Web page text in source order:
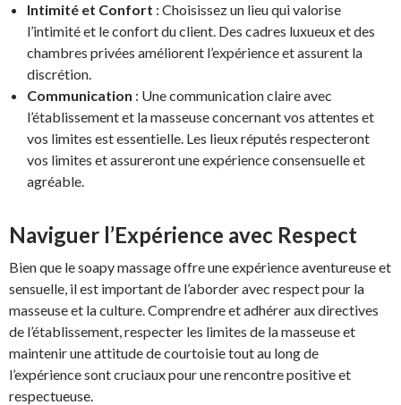
Intimité et Confort : Choisissez un lieu qui valorise
l’intimité et le confort du client. Des cadres luxueux et des
chambres privées améliorent l’expérience et assurent la
discrétion.
Communication : Une communication claire avec
l’établissement et la masseuse concernant vos attentes et
vos limites est essentielle. Les lieux réputés respecteront
vos limites et assureront une expérience consensuelle et
agréable.
Naviguer l’Expérience avec Respect
Bien que le soapy massage offre une expérience aventureuse et
sensuelle, il est important de l’aborder avec respect pour la
masseuse et la culture. Comprendre et adhérer aux directives
de l’établissement, respecter les limites de la masseuse et
maintenir une attitude de courtoisie tout au long de
l’expérience sont cruciaux pour une rencontre positive et
respectueuse.